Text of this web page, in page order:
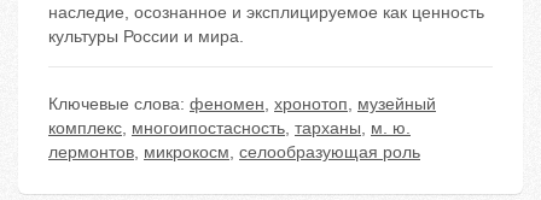
наследие, осознанное и эксплицируемое как ценность
культуры России и мира.
Ключевые слова: феномен, хронотоп, музейный
комплекс, многоипостасность, тарханы, м. ю.
лермонтов, микрокосм, селообразующая роль